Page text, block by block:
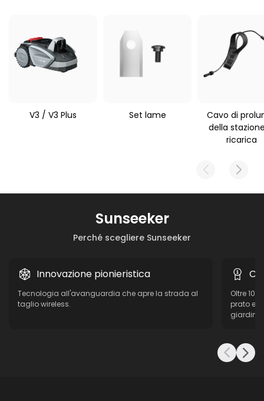
V3 / V3 Plus Set lame
Cavo di
della
ricarica
Perché scegliere Sunseeker
Sunseeker
Innovazione pionieristica
Tecnologia all'avanguardia che apre la strada al
taglio wireless.
Oltre 10
prato e
giardino